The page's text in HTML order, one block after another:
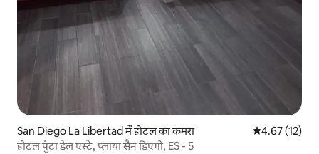
San Diego La Libertad में होटल का कमरा औसत रेटिंग 5 में
4.67 (12)
होटल पुंटा डेल एस्टे, प्लाया सैन डिएगो, ES - 5